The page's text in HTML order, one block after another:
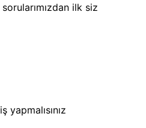
ilk siz